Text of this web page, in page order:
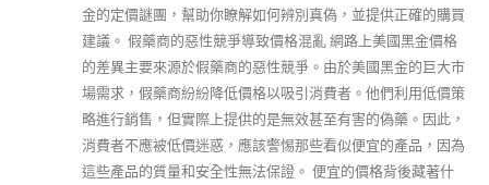
金的定價謎團，幫助你瞭解如何辨別真偽，並提供正確的購買
建議。 假藥商的惡性競爭導致價格混亂 網路上美國黑金價格
的差異主要來源於假藥商的惡性競爭。由於美國黑金的巨大市
場需求，假藥商紛紛降低價格以吸引消費者。他們利用低價策
略進行銷售，但實際上提供的是無效甚至有害的偽藥。因此，
消費者不應被低價迷惑，應該警惕那些看似便宜的產品，因為
這些產品的質量和安全性無法保證。 便宜的價格背後藏著什